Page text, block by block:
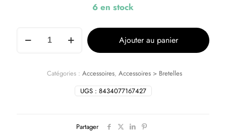
6 en stock
Ajouter au panier
UGS : 8434077167427
Catégories : Accessoires, Accessoires > Bretelles
Partager